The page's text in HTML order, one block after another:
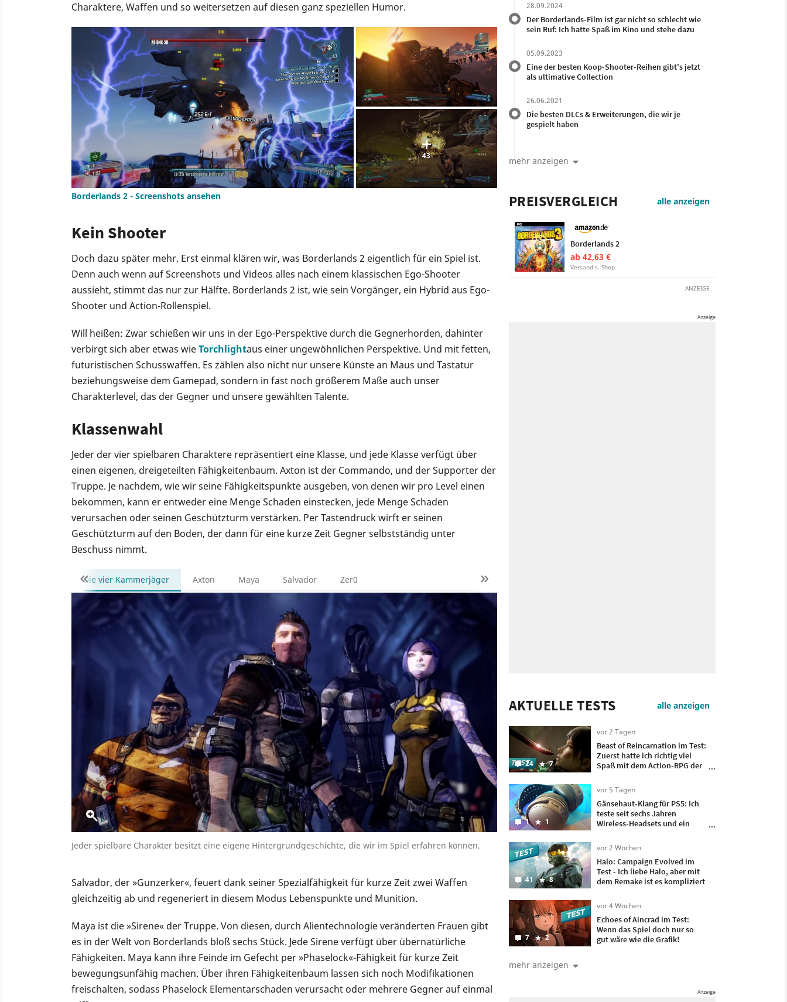
Charaktere, Waffen und so weitersetzen auf diesen ganz speziellen Humor.
43
Borderlands 2 - Screenshots ansehen
Kein Shooter
Doch dazu später mehr. Erst einmal klären wir, was Borderlands 2 eigentlich für ein Spiel ist.
Denn auch wenn auf Screenshots und Videos alles nach einem klassischen Ego-Shooter
aussieht, stimmt das nur zur Hälfte. Borderlands 2 ist, wie sein Vorgänger, ein Hybrid aus Ego-
Shooter und Action-Rollenspiel.
Will heißen: Zwar schießen wir uns in der Ego-Perspektive durch die Gegnerhorden, dahinter
verbirgt sich aber etwas wieTorchlightaus einer ungewöhnlichen Perspektive. Und mit fetten,
futuristischen Schusswaffen. Es zählen also nicht nur unsere Künste an Maus und Tastatur
beziehungsweise dem Gamepad, sondern in fast noch größerem Maße auch unser
Charakterlevel, das der Gegner und unsere gewählten Talente.
Klassenwahl
Jeder der vier spielbaren Charaktere repräsentiert eine Klasse, und jede Klasse verfügt über
einen eigenen, dreigeteilten Fähigkeitenbaum. Axton ist der Commando, und der Supporter der
Truppe. Je nachdem, wie wir seine Fähigkeitspunkte ausgeben, von denen wir pro Level einen
bekommen, kann er entweder eine Menge Schaden einstecken, jede Menge Schaden
verursachen oder seinen Geschützturm verstärken. Per Tastendruck wirft er seinen
Geschützturm auf den Boden, der dann für eine kurze Zeit Gegner selbstständig unter
Beschuss nimmt.
Die vier Kammerjäger Axton Maya Salvador Zer0
Jeder spielbare Charakter besitzt eine eigene Hintergrundgeschichte, die wir im Spiel erfahren können.
Salvador, der »Gunzerker«, feuert dank seiner Spezialfähigkeit für kurze Zeit zwei Waffen
gleichzeitig ab und regeneriert in diesem Modus Lebenspunkte und Munition.
Maya ist die »Sirene« der Truppe. Von diesen, durch Alientechnologie veränderten Frauen gibt
es in der Welt von Borderlands bloß sechs Stück. Jede Sirene verfügt über übernatürliche
Fähigkeiten. Maya kann ihre Feinde im Gefecht per »Phaselock«-Fähigkeit für kurze Zeit
bewegungsunfähig machen. Über ihren Fähigkeitenbaum lassen sich noch Modifikationen
freischalten, sodass Phaselock Elementarschaden verursacht oder mehrere Gegner auf einmal
28.09.2024
Der Borderlands-Film ist gar nicht so schlecht wie
sein Ruf: Ich hatte Spaß im Kino und stehe dazu
05.09.2023
Eine der besten Koop-Shooter-Reihen gibt's jetzt
als ultimative Collection
26.06.2021
Die besten DLCs & Erweiterungen, die wir je
gespielt haben
mehr anzeigen
PREISVERGLEICH alle anzeigen
Borderlands 2
ab 42,63 €
Versand s. Shop
ANZEIGE
AKTUELLE TESTS alle anzeigen
24 7
vor 2 Tagen
Beast of Reincarnation im Test:
Zuerst hatte ich richtig viel
Spaß mit dem Action-RPG der
irgendwann wollte ich nur
noch, dass es vorbei ist
1 1
vor 5 Tagen
Gänsehaut-Klang für PS5: Ich
teste seit sechs Jahren
Wireless-Headsets und ein
auf meinem Kopf
41 8
vor 2 Wochen
Halo: Campaign Evolved im
Test - Ich liebe Halo, aber mit
dem Remake ist es kompliziert
7 2
vor 4 Wochen
Echoes of Aincrad im Test:
Wenn das Spiel doch nur so
gut wäre wie die Grafik!
mehr anzeigen